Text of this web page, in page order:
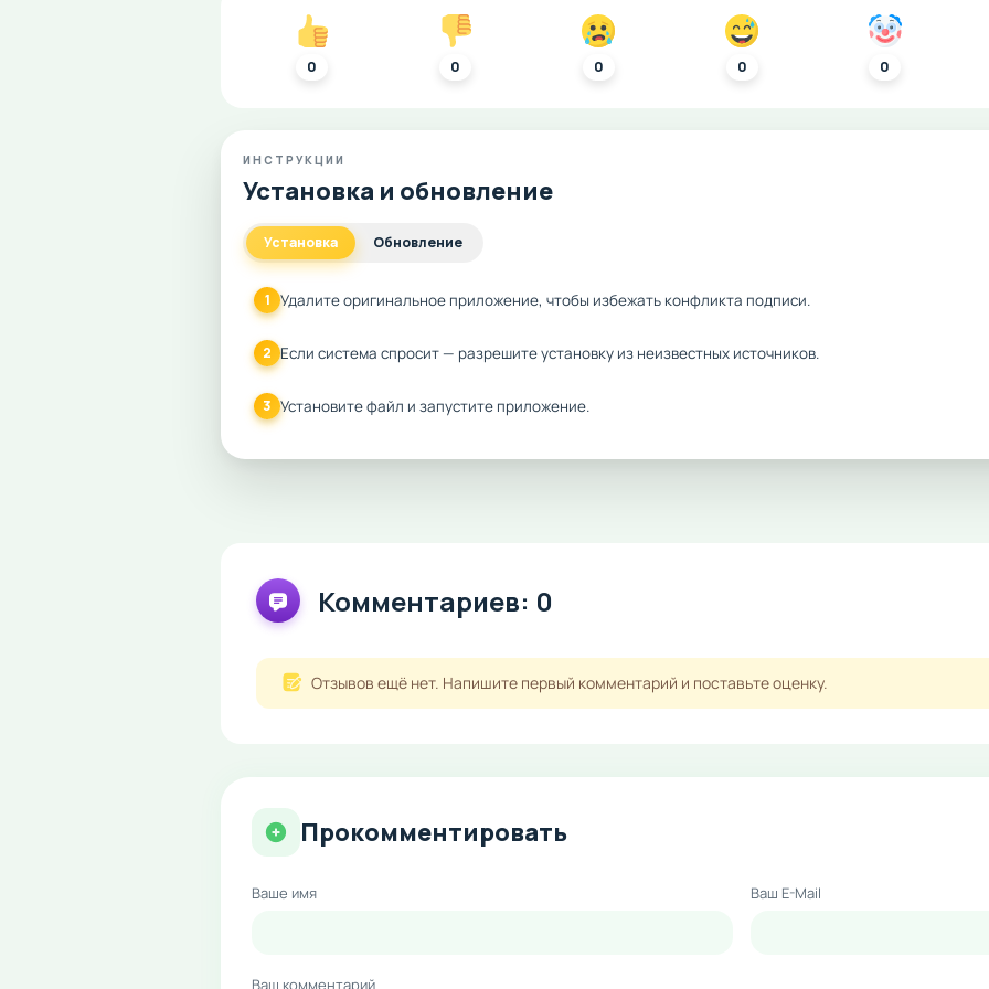
0 0 0 0 0
ИНСТРУКЦИИ
Установка и обновление
Установка Обновление
1 Удалите оригинальное приложение, чтобы избежать конфликта подписи.
2 Если система спросит — разрешите установку из неизвестных источников.
3 Установите файл и запустите приложение.
Комментариев: 0
Отзывов ещё нет. Напишите первый комментарий и поставьте оценку.
Прокомментировать
Ваше имя Ваш E-Mail
Ваш комментарий